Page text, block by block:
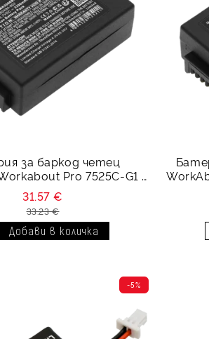
за баркод четец
Pro 7525C-G1 -
3.7V 3300 mAh
31.57 €
33.23 €
-5%